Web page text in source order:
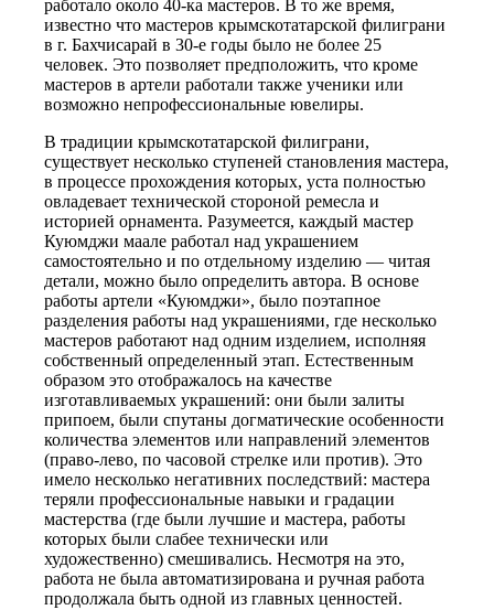
работало около 40-ка мастеров. В то же время,
известно что мастеров крымскотатарской филиграни
в г. Бахчисарай в 30-е годы было не более 25
человек. Это позволяет предположить, что кроме
мастеров в артели работали также ученики или
возможно непрофессиональные ювелиры.
В традиции крымскотатарской филиграни,
существует несколько ступеней становления мастера,
в процессе прохождения которых, уста полностью
овладевает технической стороной ремесла и
историей орнамента. Разумеется, каждый мастер
Куюмджи маале работал над украшением
самостоятельно и по отдельному изделию — читая
детали, можно было определить автора. В основе
работы артели «Куюмджи», было поэтапное
разделения работы над украшениями, где несколько
мастеров работают над одним изделием, исполняя
собственный определенный этап. Естественным
образом это отображалось на качестве
изготавливаемых украшений: они были залиты
припоем, были спутаны догматические особенности
количества элементов или направлений элементов
(право-лево, по часовой стрелке или против). Это
имело несколько негативних последствий: мастера
теряли профессиональные навыки и градации
мастерства (где были лучшие и мастера, работы
которых были слабее технически или
художественно) смешивались. Несмотря на это,
работа не была автоматизирована и ручная работа
продолжала быть одной из главных ценностей.